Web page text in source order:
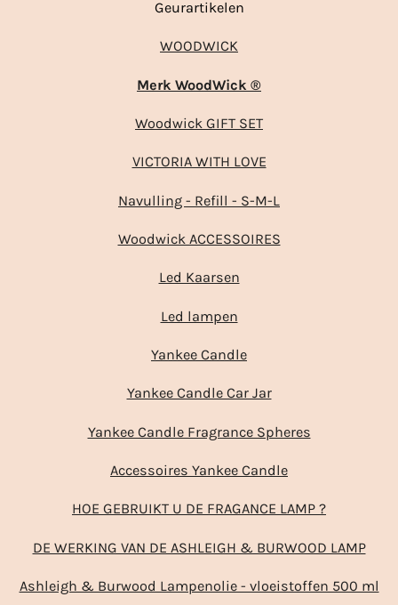
Geurartikelen
WOODWICK
Merk WoodWick ®
Woodwick GIFT SET
VICTORIA WITH LOVE
Navulling - Refill - S-M-L
Woodwick ACCESSOIRES
Led Kaarsen
Led lampen
Yankee Candle
Yankee Candle Car Jar
Yankee Candle Fragrance Spheres
Accessoires Yankee Candle
HOE GEBRUIKT U DE FRAGANCE LAMP ?
DE WERKING VAN DE ASHLEIGH & BURWOOD LAMP
Ashleigh & Burwood Lampenolie - vloeistoffen 500 ml